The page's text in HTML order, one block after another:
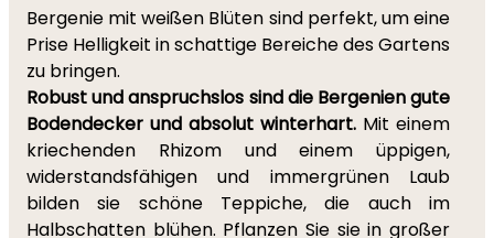
Bergenie mit weißen Blüten sind perfekt, um eine
Prise Helligkeit in schattige Bereiche des Gartens
zu bringen.
Robust und anspruchslos sind die Bergenien gute
Bodendecker und absolut winterhart. Mit einem
kriechenden Rhizom und einem üppigen,
widerstandsfähigen und immergrünen Laub
bilden sie schöne Teppiche, die auch im
Halbschatten blühen. Pflanzen Sie sie in großer